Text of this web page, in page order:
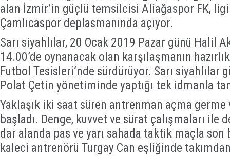
alan İzmir’in güçlü temsilcisi Aliağaspor FK,
Çamlıcaspor deplasmanında açıyor.
Sarı siyahlılar, 20 Ocak 2019 Pazar günü Halil
14.00’de oynanacak olan karşılaşmanın
Futbol Tesisleri’nde sürdürüyor. Sarı siyahlılar
Polat Çetin yönetiminde yaptığı tek idmanla
Yaklaşık iki saat süren antrenman açma germe
başladı. Denge, kuvvet ve sürat çalışmaları ile
dar alanda pas ve yarı sahada taktik maçla
kaleci antrenörü Turgay Can eşliğinde